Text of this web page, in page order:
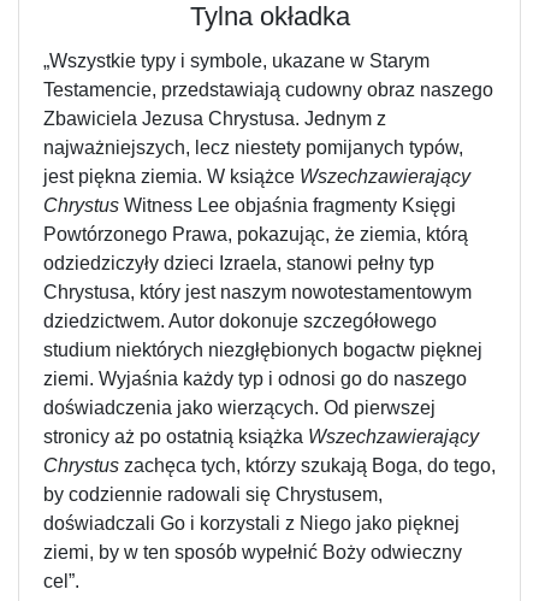
Tylna okładka
„Wszystkie typy i symbole, ukazane w Starym
Testamencie, przedstawiają cudowny obraz naszego
Zbawiciela Jezusa Chrystusa. Jednym z
najważniejszych, lecz niestety pomijanych typów,
jest piękna ziemia. W książce Wszechzawierający
Chrystus Witness Lee objaśnia fragmenty Księgi
Powtórzonego Prawa, pokazując, że ziemia, którą
odziedziczyły dzieci Izraela, stanowi pełny typ
Chrystusa, który jest naszym nowotestamentowym
dziedzictwem. Autor dokonuje szczegółowego
studium niektórych niezgłębionych bogactw pięknej
ziemi. Wyjaśnia każdy typ i odnosi go do naszego
doświadczenia jako wierzących. Od pierwszej
stronicy aż po ostatnią książka Wszechzawierający
Chrystus zachęca tych, którzy szukają Boga, do tego,
by codziennie radowali się Chrystusem,
doświadczali Go i korzystali z Niego jako pięknej
ziemi, by w ten sposób wypełnić Boży odwieczny
cel”.